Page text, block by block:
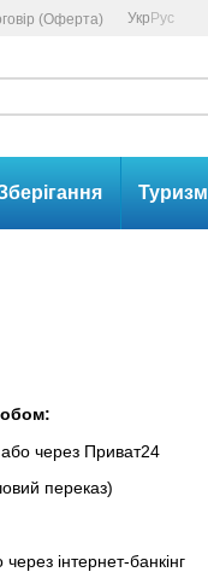
(Оферта) Укр Рус
Туризм
через Приват24
переказ)
інтернет-банкінг